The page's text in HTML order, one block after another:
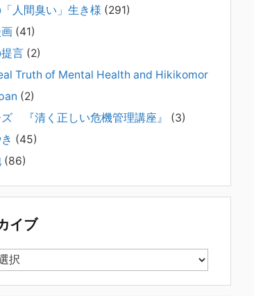
月17日
、病識のない重篤な精神疾患を抱えるご家族からのご
け、長年にわたり精神科医療へのアクセスの仕方や
に取り組んでまいりました。しかし現実には、精神
疑われる当人に病識がない場合、家
将来を案じる「きょうだい」必見②
だいに精神疾患が疑われる家族がい
族間トラブルで困っている方へ
月11日
解決に至らない家族のパターンのうち、弊社の相談
社オンラインのインタビューを受けまし
漫画といえば集英社！」というく…
月1日
人間臭い」生き様 (291)
(41)
言 (2)
Truth of Mental Health and Hikikomor
(2)
ズ 『清く正しい危機管理講座』
(3)
(45)
(86)
イブ